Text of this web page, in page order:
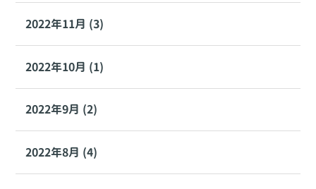
2022年11月 (3)
2022年10月 (1)
2022年9月 (2)
2022年8月 (4)